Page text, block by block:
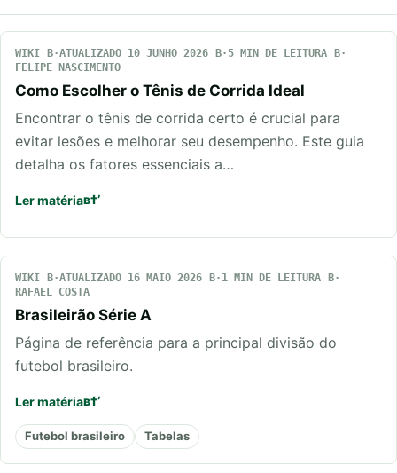
WIKI ATUALIZADO 10 JUNHO 2026
5 MIN DE LEITURA
FELIPE NASCIMENTO
Como Escolher o Tênis de Corrida Ideal
Encontrar o tênis de corrida certo é crucial para
evitar lesões e melhorar seu desempenho. Este guia
detalha os fatores essenciais a…
Ler matéria
WIKI ATUALIZADO 16 MAIO 2026
1 MIN DE LEITURA
RAFAEL COSTA
Brasileirão Série A
Página de referência para a principal divisão do
futebol brasileiro.
Ler matéria
Futebol brasileiro Tabelas